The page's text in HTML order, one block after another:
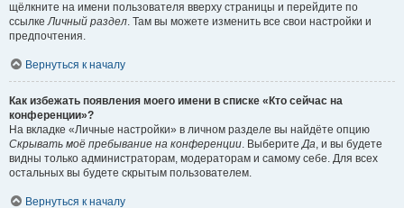
щёлкните на имени пользователя вверху страницы и перейдите по
ссылкеЛичный раздел. Там вы можете изменить все свои настройки и
предпочтения.
Вернуться к началу
Как избежать появления моего имени в списке «Кто сейчас на
конференции»?
На вкладке «Личные настройки» в личном разделе вы найдёте опцию
Скрывать моё пребывание на конференции. ВыберитеДа, и вы будете
видны только администраторам, модераторам и самому себе. Для всех
остальных вы будете скрытым пользователем.
Вернуться к началу